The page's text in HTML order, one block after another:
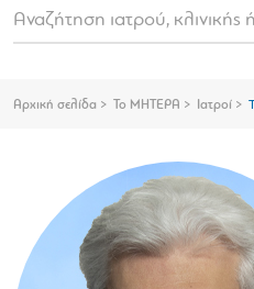
Αρχική σελίδα Το ΜΗΤΕΡΑ Ιατροί